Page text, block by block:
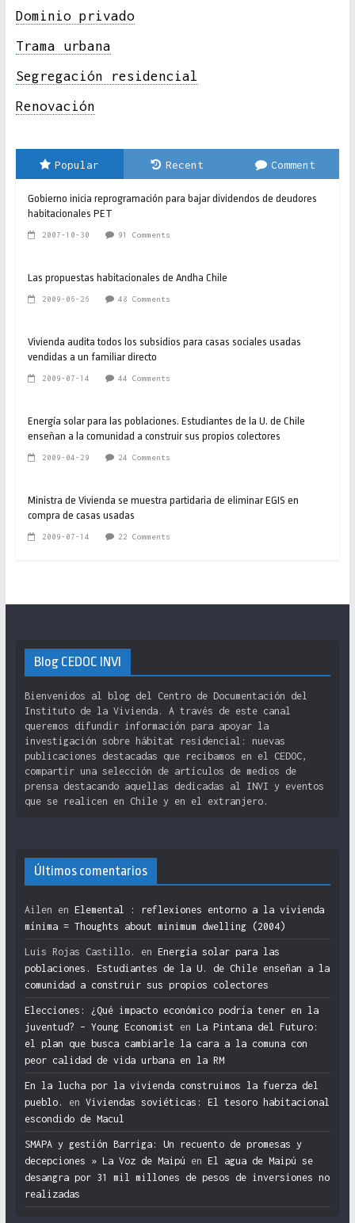
Dominio privado
Trama urbana
Segregación residencial
Renovación
Popular Recent Comment
Gobierno inicia reprogramación para bajar dividendos de deudores
habitacionales PET
2007-10-30 91 Comments
Las propuestas habitacionales de Andha Chile
2009-06-26 48 Comments
Vivienda audita todos los subsidios para casas sociales usadas
vendidas a un familiar directo
2009-07-14 44 Comments
Energía solar para las poblaciones. Estudiantes de la U. de Chile
enseñan a la comunidad a construir sus propios colectores
2009-04-29 24 Comments
Ministra de Vivienda se muestra partidaria de eliminar EGIS en
compra de casas usadas
2009-07-14 22 Comments
Blog CEDOC INVI
Bienvenidos al blog del Centro de Documentación del
Instituto de la Vivienda. A través de este canal
queremos difundir información para apoyar la
investigación sobre hábitat residencial: nuevas
publicaciones destacadas que recibamos en el CEDOC,
compartir una selección de artículos de medios de
prensa destacando aquellas dedicadas al INVI y eventos
que se realicen en Chile y en el extranjero.
Últimos comentarios
Ailen en Elemental : reflexiones entorno a la vivienda
mínima = Thoughts about minimum dwelling (2004)
Luis Rojas Castillo. en Energía solar para las
poblaciones. Estudiantes de la U. de Chile enseñan a la
comunidad a construir sus propios colectores
Elecciones: ¿Qué impacto económico podría tener en la
juventud? – Young Economist en La Pintana del Futuro:
el plan que busca cambiarle la cara a la comuna con
peor calidad de vida urbana en la RM
En la lucha por la vivienda construimos la fuerza del
pueblo.
en Viviendas soviéticas: El tesoro habitacional
escondido de Macul
SMAPA y gestión Barriga: Un recuento de promesas y
decepciones » La Voz de Maipú en El agua de Maipú se
desangra por 31 mil millones de pesos de inversiones no
realizadas